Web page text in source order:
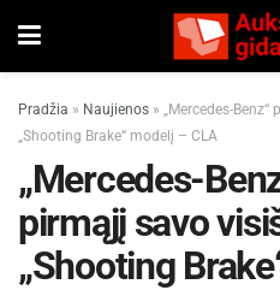
Pradžia » Naujienos » „Mercedes-
„Shooting Brake“ modelį – CLA
„Mercedes-
pirmąjį savo
„Shooting